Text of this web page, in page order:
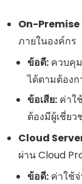
On-Premise
ภายในองค์กร
ข้อดี: ควบคุ
ได้ตามต้องก
ข้อเสีย: ค่าใ
ต้องมีผู้เชี่ย
Cloud
ผ่าน Cloud
ข้อดี: ค่าใช้